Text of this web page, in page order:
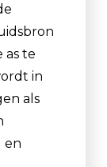
as te
in
als
en